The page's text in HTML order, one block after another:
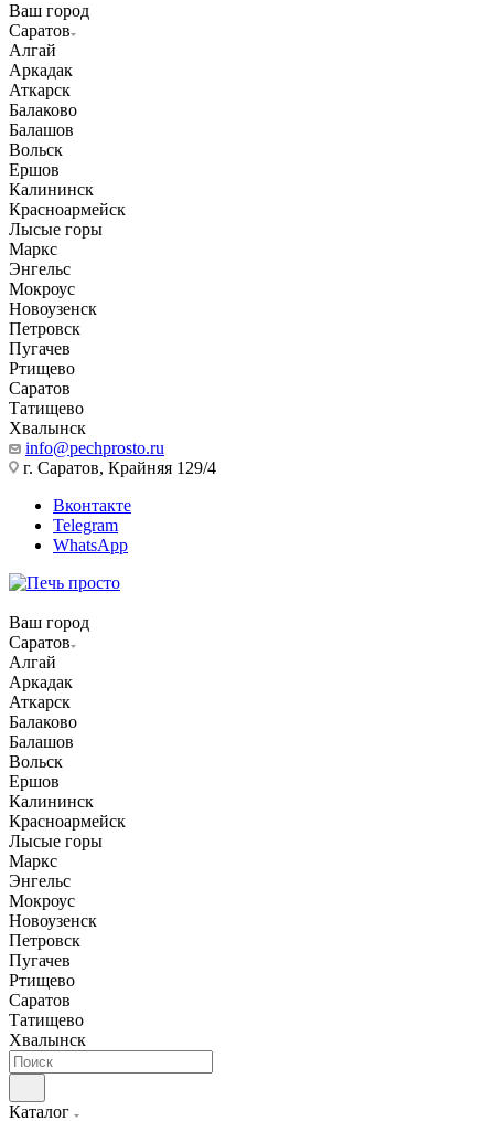
Ваш город
Саратов
Алгай
Аркадак
Аткарск
Балаково
Балашов
Вольск
Ершов
Калининск
Красноармейск
Лысые горы
Маркс
Энгельс
Мокроус
Новоузенск
Петровск
Пугачев
Ртищево
Саратов
Татищево
Хвалынск
info@pechprosto.ru
г. Саратов, Крайняя 129/4
Вконтакте
Telegram
WhatsApp
Ваш город
Саратов
Алгай
Аркадак
Аткарск
Балаково
Балашов
Вольск
Ершов
Калининск
Красноармейск
Лысые горы
Маркс
Энгельс
Мокроус
Новоузенск
Петровск
Пугачев
Ртищево
Саратов
Татищево
Хвалынск
Каталог